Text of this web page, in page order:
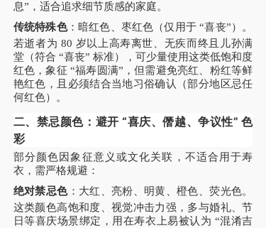
息”，适合追求细节质感的家庭。
传统特殊色：暗红色、枣红色（仅用于 “喜丧”）。
若逝者为 80 岁以上高寿离世、无疾而终且儿孙满
堂（符合 “喜丧” 标准），可少量使用这类低饱和度
红色，象征 “福寿圆满”，但需避免亮红、粉红等鲜
艳红色，且必须结合当地习俗确认（部分地区忌任
何红色）。
二、禁忌颜色：避开 “喜庆、僭越、争议性” 色
彩
部分颜色因象征意义或文化关联，不适合用于寿
衣，需严格规避：
绝对禁忌色：大红、亮粉、明黄、橙色、荧光色。
这类颜色高饱和度、视觉冲击力强，多与婚礼、节
日等喜庆场景绑定，用在寿衣上易被认为 “混淆吉